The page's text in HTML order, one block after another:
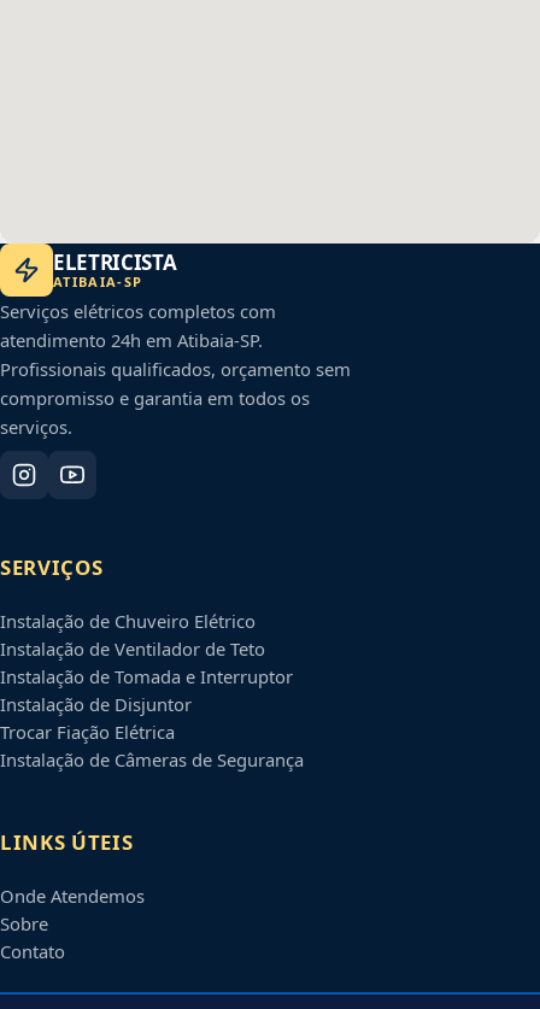
ELETRICISTA
ATIBAIA-SP
Serviços elétricos completos com
atendimento 24h em Atibaia-SP.
Profissionais qualificados, orçamento sem
compromisso e garantia em todos os
serviços.
SERVIÇOS
Instalação de Chuveiro Elétrico
Instalação de Ventilador de Teto
Instalação de Tomada e Interruptor
Instalação de Disjuntor
Trocar Fiação Elétrica
Instalação de Câmeras de Segurança
LINKS ÚTEIS
Onde Atendemos
Sobre
Contato